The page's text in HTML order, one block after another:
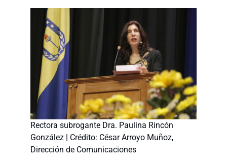
Rectora subrogante Dra. Paulina Rincón
González | Crédito: César Arroyo Muñoz,
Dirección de Comunicaciones